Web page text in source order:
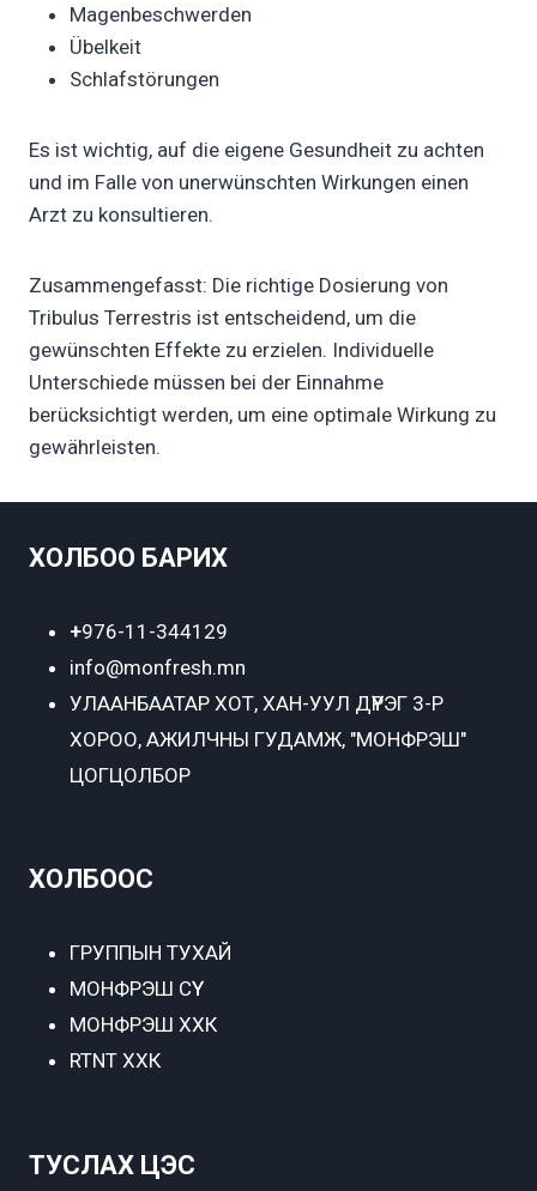
Magenbeschwerden
Übelkeit
Schlafstörungen
Es ist wichtig, auf die eigene Gesundheit zu achten
und im Falle von unerwünschten Wirkungen einen
Arzt zu konsultieren.
Zusammengefasst: Die richtige Dosierung von
Tribulus Terrestris ist entscheidend, um die
gewünschten Effekte zu erzielen. Individuelle
Unterschiede müssen bei der Einnahme
berücksichtigt werden, um eine optimale Wirkung zu
gewährleisten.
ХОЛБОО БАРИХ
+976-11-344129
info@monfresh.mn
УЛААНБААТАР ХОТ, ХАН-УУЛ ДҮҮРЭГ 3-Р
ХОРОО, АЖИЛЧНЫ ГУДАМЖ, "МОНФРЭШ"
ЦОГЦОЛБОР
ХОЛБООС
ГРУППЫН ТУХАЙ
МОНФРЭШ СҮҮ
МОНФРЭШ ХХК
RTNT ХХК
ТУСЛАХ ЦЭС